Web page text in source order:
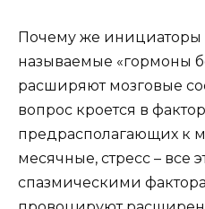
Почему же инициаторы
называемые «гормоны
расширяют мозговые
вопрос кроется в
предрасполагающих к
месячные, стресс – все
спазмическими